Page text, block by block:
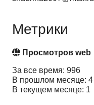
Метрики
Просмотров web
За все время: 996
В прошлом месяце: 4
В текущем месяце: 1